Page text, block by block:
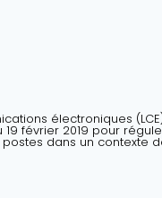
électroniques
février 2019 pour
dans un contexte